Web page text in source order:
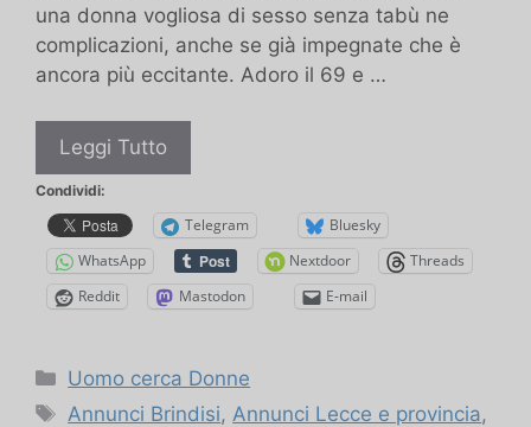
una donna vogliosa di sesso senza tabù ne
complicazioni, anche se già impegnate che è
ancora più eccitante. Adoro il 69 e …
Leggi TuttoCerco
trombamiche
Condividi:
Telegram
Bluesky
WhatsApp
Nextdoor
Threads
Reddit
Mastodon E-mail
Categorie
Uomo cerca Donne
Tag
Annunci Brindisi, Annunci Lecce e provincia,